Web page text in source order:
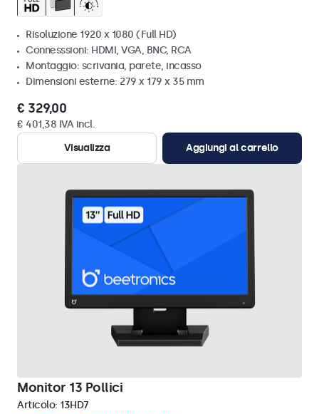
Risoluzione 1920 x 1080 (Full HD)
Connesssioni: HDMI, VGA, BNC, RCA
Montaggio: scrivania, parete, incasso
Dimensioni esterne: 279 x 179 x 35 mm
€ 329,00
€ 401,38 IVA incl.
Visualizza
Aggiungi al carrello
Monitor 13 Pollici
Articolo: 13HD7